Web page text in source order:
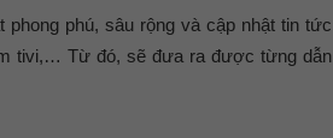
phú, sâu rộng và cập nhật tin tức
tivi,… Từ đó, sẽ đưa ra được từng dẫn